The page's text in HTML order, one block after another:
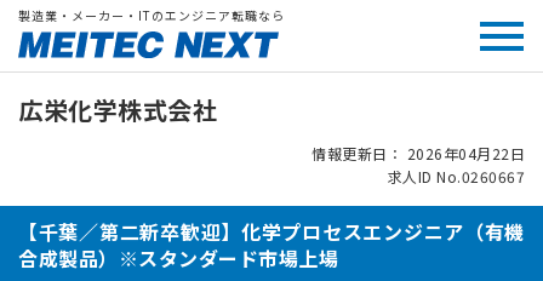
製造業・メーカー・ITのエンジニア転職なら
広栄化学株式会社
情報更新日： 2026年04月22日
求人ID No.0260667
【千葉／第二新卒歓迎】化学プロセスエンジニア（有機
合成製品）※スタンダード市場上場